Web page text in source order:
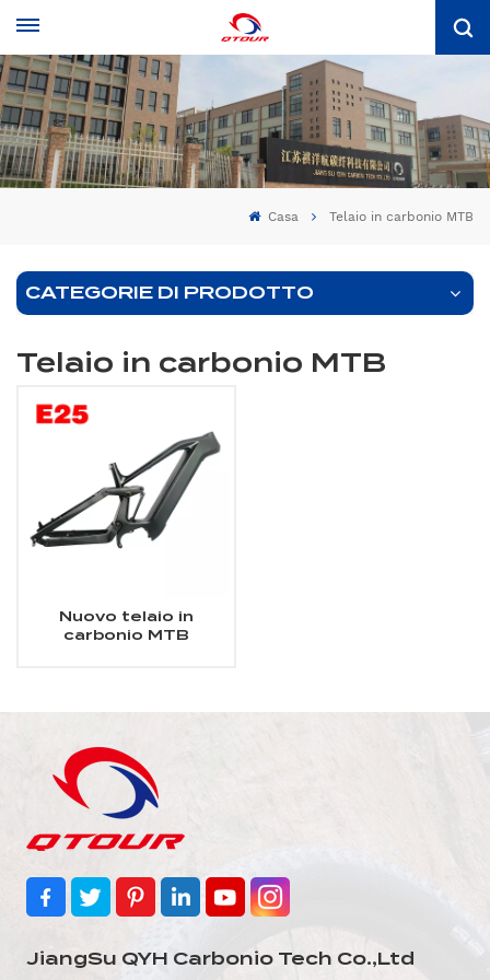
Casa Telaio in carbonio MTB
CATEGORIE DI PRODOTTO
Telaio in carbonio MTB
Nuovo telaio in
carbonio MTB
Mountain
JiangSu QYH Carbonio Tech Co.,Ltd